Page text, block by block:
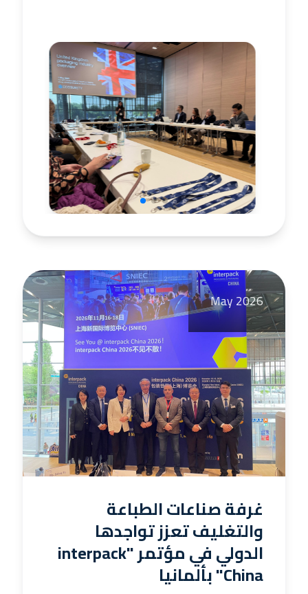
May 2026
غرفة صناعات الطباعة
والتغليف تعزز تواجدها
الدولي في مؤتمر "interpack
China" بألمانيا